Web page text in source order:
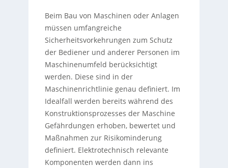
Beim Bau von Maschinen oder Anlagen
müssen umfangreiche
Sicherheitsvorkehrungen zum Schutz
der Bediener und anderer Personen im
Maschinenumfeld berücksichtigt
werden. Diese sind in der
Maschinenrichtlinie genau definiert. Im
Idealfall werden bereits während des
Konstruktionsprozesses der Maschine
Gefährdungen erhoben, bewertet und
Maßnahmen zur Risikominderung
definiert. Elektrotechnisch relevante
Komponenten werden dann ins